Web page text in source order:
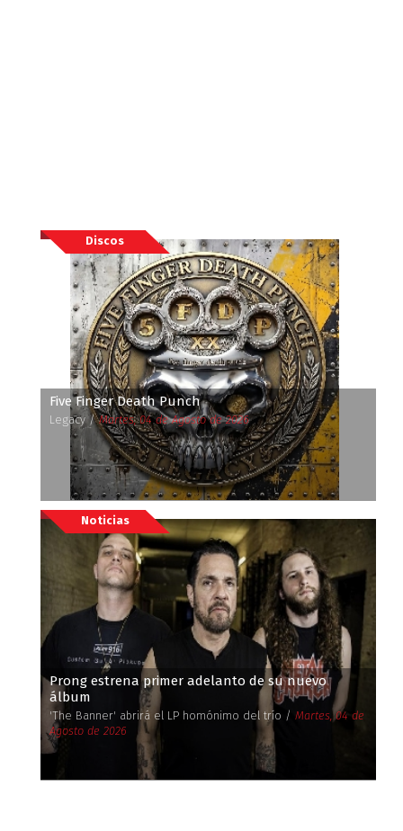
Discos
Five Finger Death Punch
Legacy /Martes, 04 de Agosto de 2026
Noticias
Prong estrena primer adelanto de su nuevo
álbum
'The Banner' abrirá el LP homónimo del trío / Martes, 04 de
Agosto de 2026